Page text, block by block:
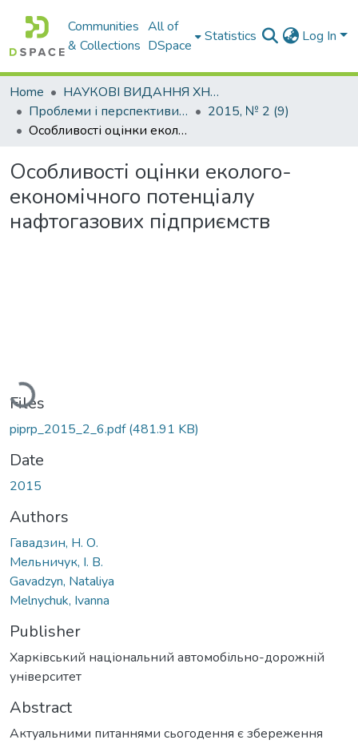
Communities
& Collections
All of
DSpace
Statistics Log In
Home
НАУКОВІ ВИДАННЯ ХНАДУ
Проблеми і перспективи розвитку підприємництва
2015, № 2 (9)
Особливості оцінки еколого-економічного потенціалу нафтогазових підприємств
Особливості оцінки еколого-
економічного потенціалу
нафтогазових підприємств
Loading...
Files
piprp_2015_2_6.pdf(481.91 KB)
Date
2015
Authors
Гавадзин, Н. О.
Мельничук, І. В.
Gavadzyn, Nataliya
Melnychuk, Ivanna
Publisher
Харківський національний автомобільно-дорожній
університет
Abstract
Актуальними питаннями сьогодення є збереження